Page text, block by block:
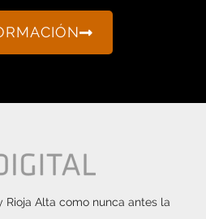
Rioja Alta como nunca antes la